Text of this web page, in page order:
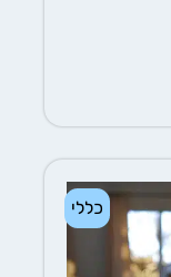
כללי